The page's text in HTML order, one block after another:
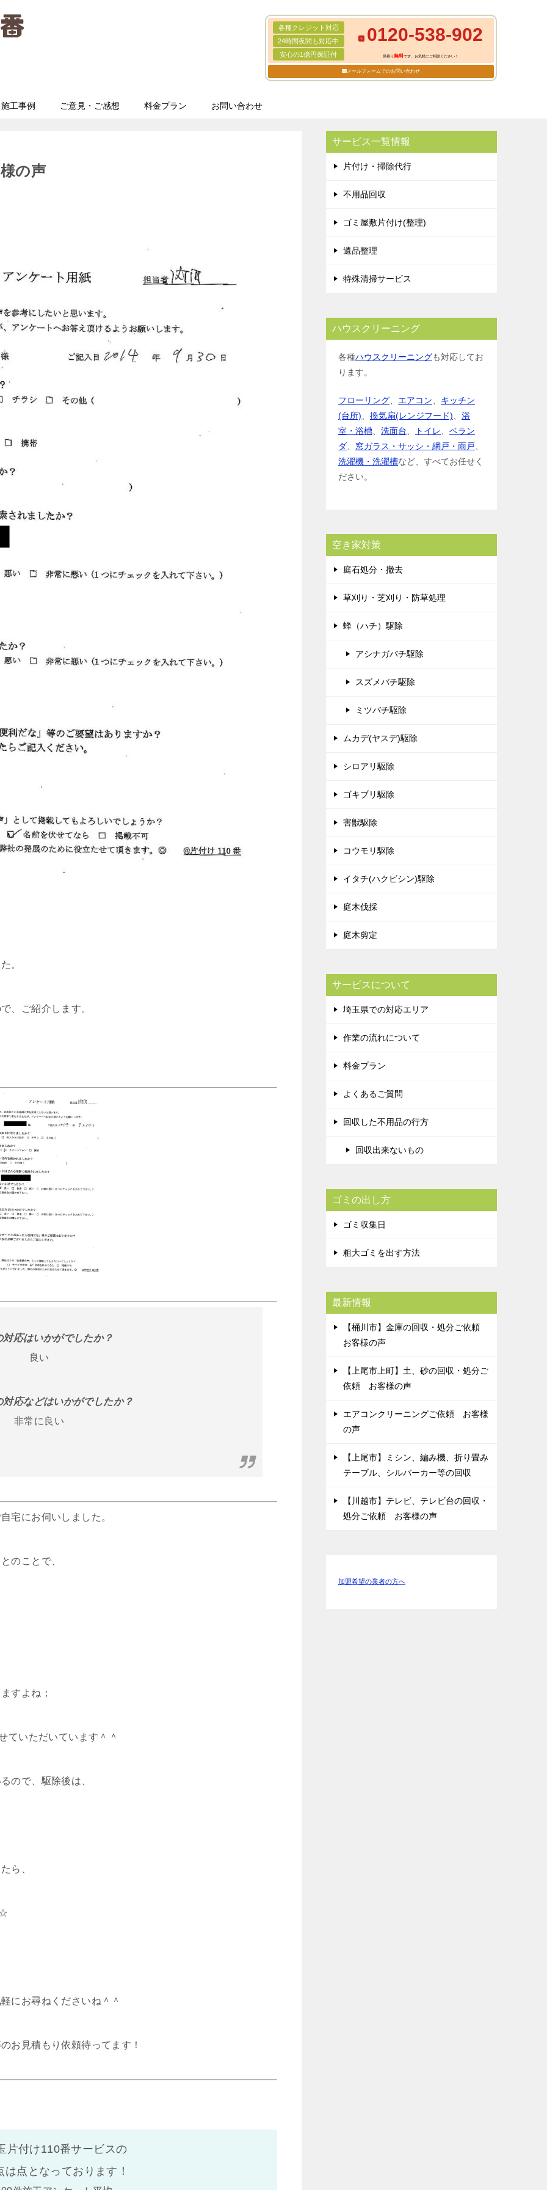
各種クレジット対応
24時間夜間も対応中
安心の1億円保証付
0120-538-902
見積り無料です。お気軽にご相談ください！
メールフォームでのお問い合わせ
施工事例 ご意見・ご感想 料金プラン お問い合わせ
の声
。
、ご紹介します。
対応はいかがでしたか？
良い
応などはいかがでしたか？
非常に良い
宅にお伺いしました。
のことで、
すよね；
ていただいています＾＾
ので、駆除後は、
ら、
☆
にお尋ねくださいね＾＾
お見積もり依頼待ってます！
片付け110番サービスの
は点となっております！
サービス一覧情報
片付け・掃除代行
不用品回収
ゴミ屋敷片付け(整理)
遺品整理
特殊清掃サービス
ハウスクリーニング
各種ハウスクリーニングも対応してお
ります。
フローリング エアコン
キッチン
(台所)
換気扇(レンジフード)
浴
室・浴槽
洗面台 トイレ
ベラン
ダ
窓ガラス・サッシ・網戸・雨戸
洗濯機・洗濯槽など、すべてお任せく
ださい。
空き家対策
庭石処分・撤去
草刈り・芝刈り・防草処理
蜂（ハチ）駆除
アシナガバチ駆除
スズメバチ駆除
ミツバチ駆除
ムカデ(ヤスデ)駆除
シロアリ駆除
ゴキブリ駆除
害獣駆除
コウモリ駆除
イタチ(ハクビシン)駆除
庭木伐採
庭木剪定
サービスについて
埼玉県での対応エリア
作業の流れについて
料金プラン
よくあるご質問
回収した不用品の行方
回収出来ないもの
ゴミの出し方
ゴミ収集日
粗大ゴミを出す方法
最新情報
【桶川市】金庫の回収・処分ご依頼
お客様の声
【上尾市上町】土、砂の回収・処分ご
依頼 お客様の声
エアコンクリーニングご依頼 お客様
の声
【上尾市】ミシン、編み機、折り畳み
テーブル、シルバーカー等の回収
【川越市】テレビ、テレビ台の回収・
処分ご依頼 お客様の声
加盟希望の業者の方へ